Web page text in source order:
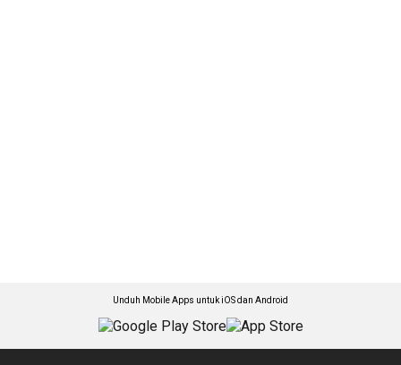
Unduh Mobile Apps untuk iOS dan Android